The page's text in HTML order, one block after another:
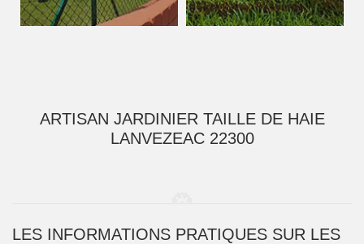
ARTISAN JARDINIER TAILLE DE HAIE
LANVEZEAC 22300
LES INFORMATIONS PRATIQUES SUR LES